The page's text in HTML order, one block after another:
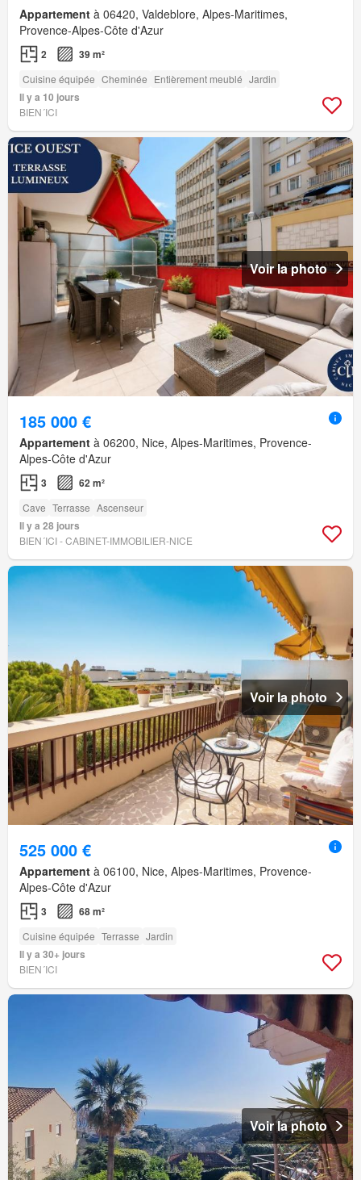
Appartement à 06420, Valdeblore, Alpes-Maritimes,
Provence-Alpes-Côte d'Azur
2 39 m²
Cuisine équipée Cheminée Entièrement meublé Jardin
Il y a 10 jours
BIEN´ICI
Voir la photo
185 000 €
Appartement à 06200, Nice, Alpes-Maritimes, Provence-
Alpes-Côte d'Azur
3 62 m²
Cave Terrasse Ascenseur
Il y a 28 jours
BIEN´ICI - CABINET-IMMOBILIER-NICE
Voir la photo
525 000 €
Appartement à 06100, Nice, Alpes-Maritimes, Provence-
Alpes-Côte d'Azur
3 68 m²
Cuisine équipée Terrasse Jardin
Il y a 30+ jours
BIEN´ICI
Voir la photo